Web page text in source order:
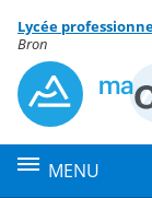
Menu de la
Contenu
Lycée
Bron
MENU